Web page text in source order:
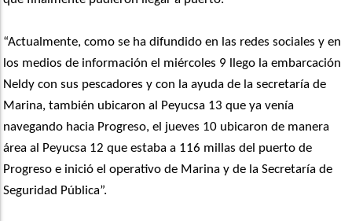
“Actualmente, como se ha difundido en las redes sociales y en
los medios de información el miércoles 9 llego la embarcación
Neldy con sus pescadores y con la ayuda de la secretaría de
Marina, también ubicaron al Peyucsa 13 que ya venía
navegando hacia Progreso, el jueves 10 ubicaron de manera
área al Peyucsa 12 que estaba a 116 millas del puerto de
Progreso e inició el operativo de Marina y de la Secretaría de
Seguridad Pública”.